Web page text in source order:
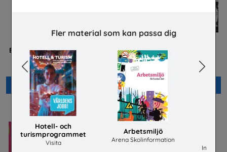
Fler material som kan passa dig
Hotell- och
turismprogrammet
Visita
Arbetsmiljö
Arena Skolinformation
Previous Next
Betald praktik som ingenjör
(Plansch)
Tekniksprånget
Beställ 0kr
Jobba på apotek
Sveriges Apoteksförening